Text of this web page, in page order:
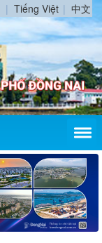
Tiếng Việt 中文